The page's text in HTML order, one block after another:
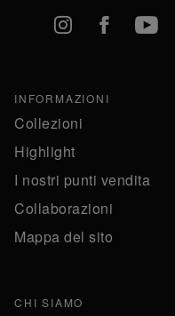
Instagram
Facebook
INFORMAZIONI
Collezioni
Highlight
I nostri punti vendita
Collaborazioni
Mappa del sito
CHI SIAMO